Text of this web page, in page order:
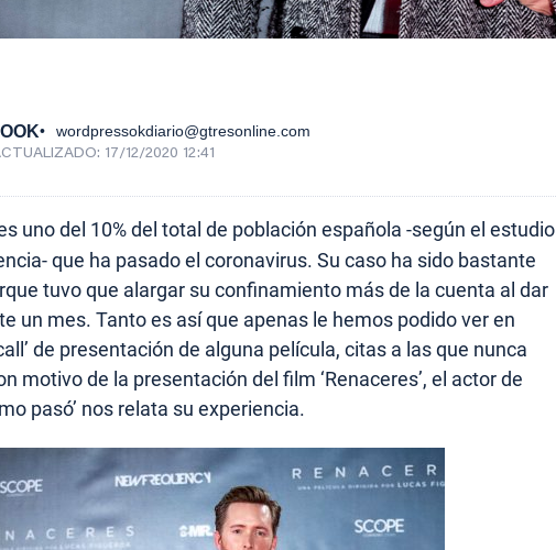
wordpressokdiario@gtresonline.com
17/12/2020 12:41
uno del 10% del total de población española -según el estudio
que ha pasado el coronavirus. Su caso ha sido bastante
tuvo que alargar su confinamiento más de la cuenta al dar
un mes. Tanto es así que apenas le hemos podido ver en
de presentación de alguna película, citas a las que nunca
motivo de la presentación del film ‘Renaceres’, el actor de
pasó’ nos relata su experiencia.